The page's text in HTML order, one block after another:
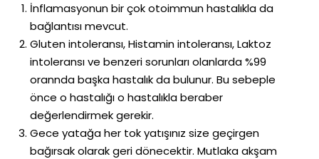
İnflamasyonun bir çok otoimmun hastalıkla da
bağlantısı mevcut.
Gluten intoleransı, Histamin intoleransı, Laktoz
intoleransı ve benzeri sorunları olanlarda %99
orannda başka hastalık da bulunur. Bu sebeple
önce o hastalığı o hastalıkla beraber
değerlendirmek gerekir.
Gece yatağa her tok yatışınız size geçirgen
bağırsak olarak geri dönecektir. Mutlaka akşam